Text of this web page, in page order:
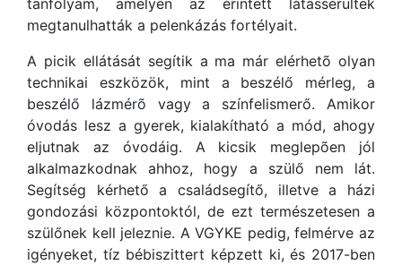
megtanulhatták a pelenkázás fortélyait.
A picik ellátását segítik a ma már elérhetõ olyan
technikai eszközök, mint a beszélő mérleg, a
beszélő lázmérõ vagy a színfelismerő. Amikor
óvodás lesz a gyerek, kialakítható a mód, ahogy
eljutnak az óvodáig. A kicsik meglepõen jól
alkalmazkodnak ahhoz, hogy a szülő nem lát.
Segítség kérhető a családsegítő, illetve a házi
gondozási központoktól, de ezt természetesen a
szülőnek kell jeleznie. A VGYKE pedig, felmérve az
igényeket, tíz bébiszittert képzett ki, és 2017-ben